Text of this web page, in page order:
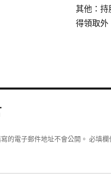
其他：持
得領取外
的電子郵件地址不會公開。 必填欄